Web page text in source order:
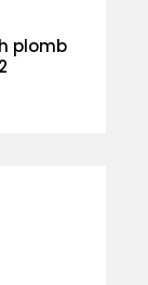
plomb